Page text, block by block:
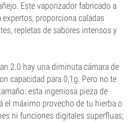
Este vaporizador fabricado a
proporciona caladas
repletas de sabores intensos y
2.0 hay una diminuta cámara de
capacidad para 0,1g. Pero no te
esta ingeniosa pieza de
el máximo provecho de tu hierba o
ni funciones digitales superfluas;